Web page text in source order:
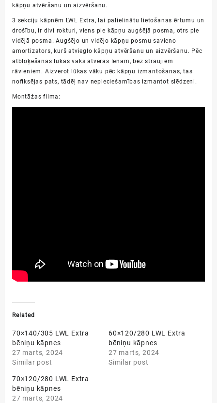
kāpņu atvēršanu un aizvēršanu.
3 sekciju kāpnēm LWL Extra, lai palielinātu lietošanas ērtumu un
drošību, ir divi rokturi, viens pie kāpņu augšējā posma, otrs pie
vidējā posma. Augšējo un vidējo kāpņu posmu savieno
amortizators, kurš atvieglo kāpņu atvēršanu un aizvēršanu. Pēc
atbloķēšanas lūkas vāks atveras lēnām, bez straujiem
rāvieniem. Aizverot lūkas vāku pēc kāpņu izmantošanas, tas
nofiksējas pats, tādēļnav nepieciešamības izmantot slēdzeni.
Montāžas filma:
Related
70×140/305 LWL Extra
bēniņu kāpnes
27 marts, 2024
Similar post
60×120/280 LWL Extra
bēniņu kāpnes
27 marts, 2024
Similar post
70×120/280 LWL Extra
bēniņu kāpnes
27 marts, 2024